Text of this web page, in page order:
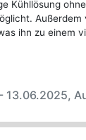
Kühllösung
ihn zu einem
13.06.2025,